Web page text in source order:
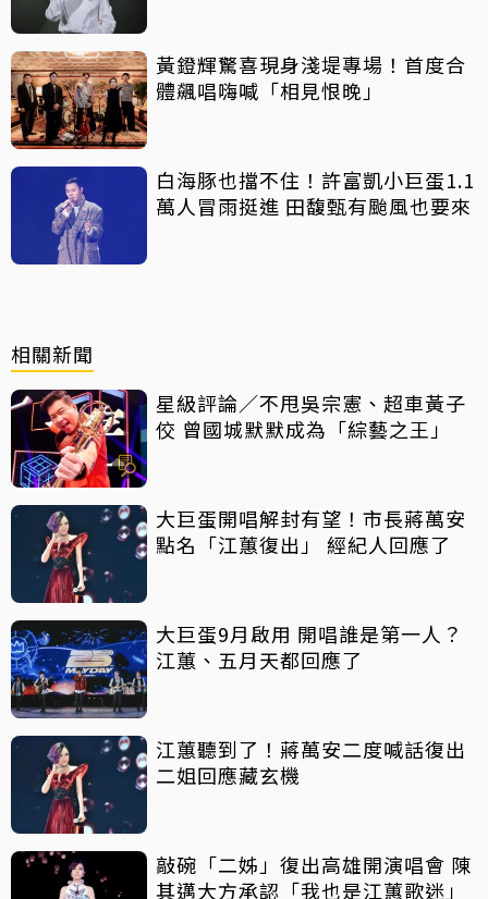
黃鐙輝驚喜現身淺堤專場！首度合
體飆唱嗨喊「相見恨晚」
白海豚也擋不住！許富凱小巨蛋1.1
萬人冒雨挺進 田馥甄有颱風也要來
相關新聞
星級評論／不甩吳宗憲、超車黃子
佼 曾國城默默成為「綜藝之王」
大巨蛋開唱解封有望！市長蔣萬安
點名「江蕙復出」 經紀人回應了
大巨蛋9月啟用 開唱誰是第一人？
江蕙、五月天都回應了
江蕙聽到了！蔣萬安二度喊話復出
二姐回應藏玄機
敲碗「二姊」復出高雄開演唱會 陳
其邁大方承認「我也是江蕙歌迷」